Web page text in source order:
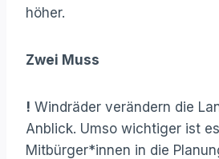
höher.
Zwei Muss
! Windräder verändern die
Anblick. Umso wichtiger ist
Mitbürger*­innen in die